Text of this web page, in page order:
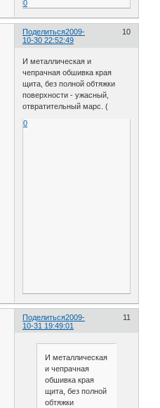
0
Поделиться 10
2009-
10-30 22:52:49
И металлическая и
чепрачная обшивка края
щита, без полной обтяжки
поверхности - ужасный,
отвратительный марс. (
0
Поделиться 11
2009-
10-31 19:49:01
И металлическая
и чепрачная
обшивка края
щита, без полной
обтяжки